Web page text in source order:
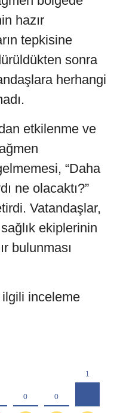
hazır
tepkisine
sonra
herhangi
etkilenme ve
“Daha
ne olacaktı?”
Vatandaşlar,
ekiplerinin
bulunması
ilgili inceleme